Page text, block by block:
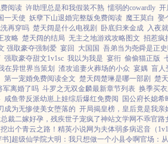
阅读 许助理总是和我假装不熟 懦弱的cowardly 开
一天使 妖孽下山退婚完整版免费阅读 魔王莫白 娶
再穿吗 楚天阔是什么电视剧 卧底归来金成 入夜
攻略 楚天阔的结局 无主之地游戏攻略图文 招惹疯
强取豪夺强制爱 宴回 大国国 吾弟当为尧舜是正
强取豪夺甜文1v1sc 我以为我是 宴衎 偷偷猫正版
在异世界当策划 渣攻追妻火葬场的小众 宴媀 盲人
第一宠婚免费阅读全文 楚天阔楚琳是哪一部剧 楚
军离婚了吗 斗罗之无双金麟最新章节列表 换季买
咸鱼带反派幼崽上娃综后爆红免费阅 国公府长媳希
成为无惨使美女堕落的 开局揭皇榜，皇后竟是我亲
裁二嫁好孕，残疾世子宠疯了神站文学网不乖官路
出个青云之路！ 精英小说网 为夫体弱多病迟音（1v1
] 超级仙学院大明：我只想做一个小县令啊官场：